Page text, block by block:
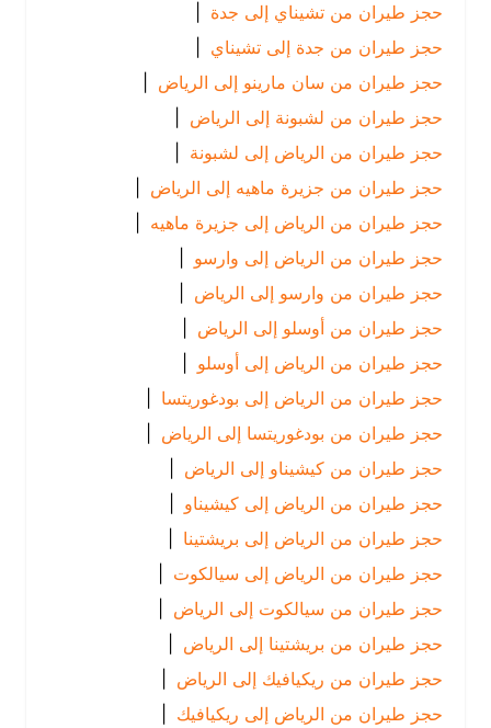
حجز طيران من تشيناي إلى جدة
حجز طيران من جدة إلى تشيناي |
حجز طيران من سان مارينو إلى الرياض
|
حجز طيران من لشبونة إلى الرياض
|
حجز طيران من الرياض إلى لشبونة |
حجز طيران من جزيرة ماهيه إلى الرياض
|
حجز طيران من الرياض إلى جزيرة ماهيه |
حجز طيران من الرياض إلى وارسو
|
حجز طيران من وارسو إلى الرياض
|
حجز طيران من أوسلو إلى الرياض
|
حجز طيران من الرياض إلى أوسلو
|
حجز طيران من الرياض إلى بودغوريتسا
|
حجز طيران من بودغوريتسا إلى الرياض
|
حجز طيران من كيشيناو إلى الرياض
|
حجز طيران من الرياض إلى كيشيناو |
حجز طيران من الرياض إلى بريشتينا |
حجز طيران من الرياض إلى سيالكوت |
حجز طيران من سيالكوت إلى الرياض
|
حجز طيران من بريشتينا إلى الرياض
|
حجز طيران من ريكيافيك إلى الرياض
|
حجز طيران من الرياض إلى ريكيافيك |